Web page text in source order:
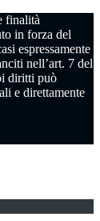
finalità
in forza del
espressamente
nell’art. 7 del
diritti può
e direttamente